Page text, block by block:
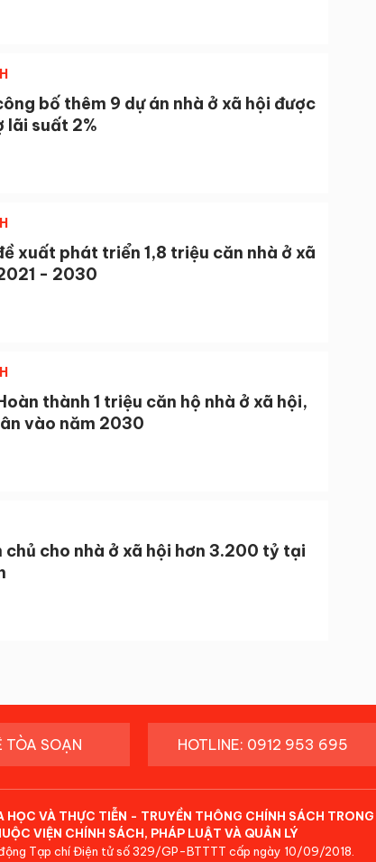
bố thêm 9 dự án nhà ở xã hội được
lãi suất 2%
xuất phát triển 1,8 triệu căn nhà ở xã
- 2030
thành 1 triệu căn hộ nhà ở xã hội,
vào năm 2030
chủ cho nhà ở xã hội hơn 3.200 tỷ tại
TÒA SOẠN HOTLINE: 0912 953 695
HỌC VÀ THỰC TIỄN - TRUYỀN THÔNG CHÍNH SÁCH TRONG
VIỆN CHÍNH SÁCH, PHÁP LUẬT VÀ QUẢN LÝ
Tạp chí Điện tử số 329/GP-BTTTT cấp ngày 10/09/2018.